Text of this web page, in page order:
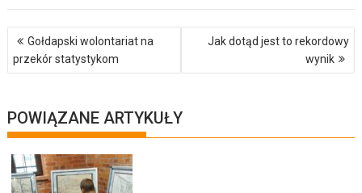
Nawigacja
wpisu
Gołdapski wolontariat na
przekór statystykom
Jak dotąd jest to rekordowy
wynik
POWIĄZANE ARTYKUŁY